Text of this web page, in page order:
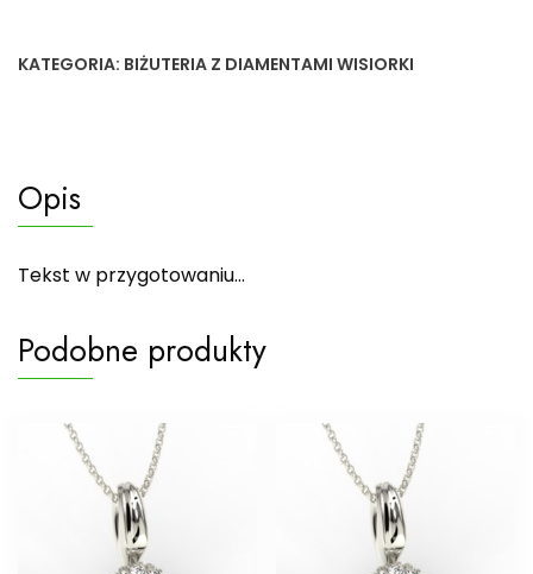
KATEGORIA: BIŻUTERIA Z DIAMENTAMI WISIORKI
Opis
Tekst w przygotowaniu…
Podobne produkty